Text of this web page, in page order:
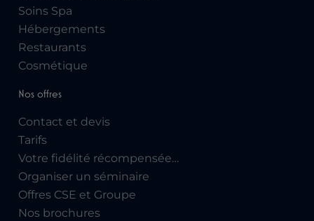
Soins Spa
Hébergements
Restaurants
Cosmétique
Nos offres
Contact et devis
Tarifs
Votre fidélité récompensée…
Organiser un séminaire
Offres CSE et Groupe
Nos brochures